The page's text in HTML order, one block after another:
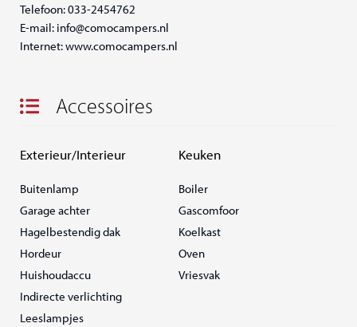
Telefoon: 033-2454762
E-mail: info@comocampers.nl
Internet: www.comocampers.nl
Accessoires
Exterieur/Interieur
Buitenlamp
Garage achter
Hagelbestendig dak
Hordeur
Huishoudaccu
Indirecte verlichting
Leeslampjes
Keuken
Boiler
Gascomfoor
Koelkast
Oven
Vriesvak